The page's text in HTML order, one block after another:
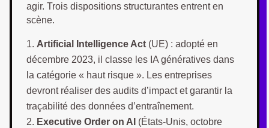
agir. Trois dispositions structurantes entrent en
scène.
Artificial Intelligence Act (UE) : adopté en
décembre 2023, il classe les IA génératives dans
la catégorie « haut risque ». Les entreprises
devront réaliser des audits d’impact et garantir la
traçabilité des données d’entraînement.
Executive Order on AI (États-Unis, octobre